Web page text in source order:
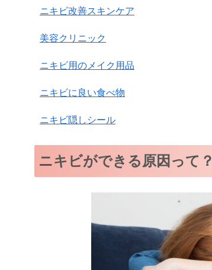
ニキビ改善スキンケア
美容クリニック
ニキビ用のメイク用品
ニキビに良い食べ物
ニキビ隠しシール
ニキビができる原因って？